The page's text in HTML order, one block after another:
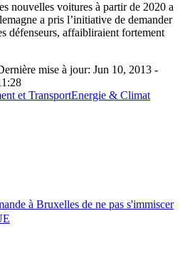
nouvelles voitures à partir de 2020 a
a pris l’initiative de demander
défenseurs, affaibliraient fortement
mise à jour: Jun 10, 2013 -
et TransportEnergie & Climat
à Bruxelles de ne pas s'immiscer